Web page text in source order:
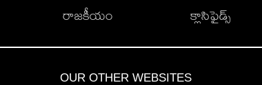
రాజకీయం
క్లాసిఫైడ్స్
OUR OTHER WEBSITES